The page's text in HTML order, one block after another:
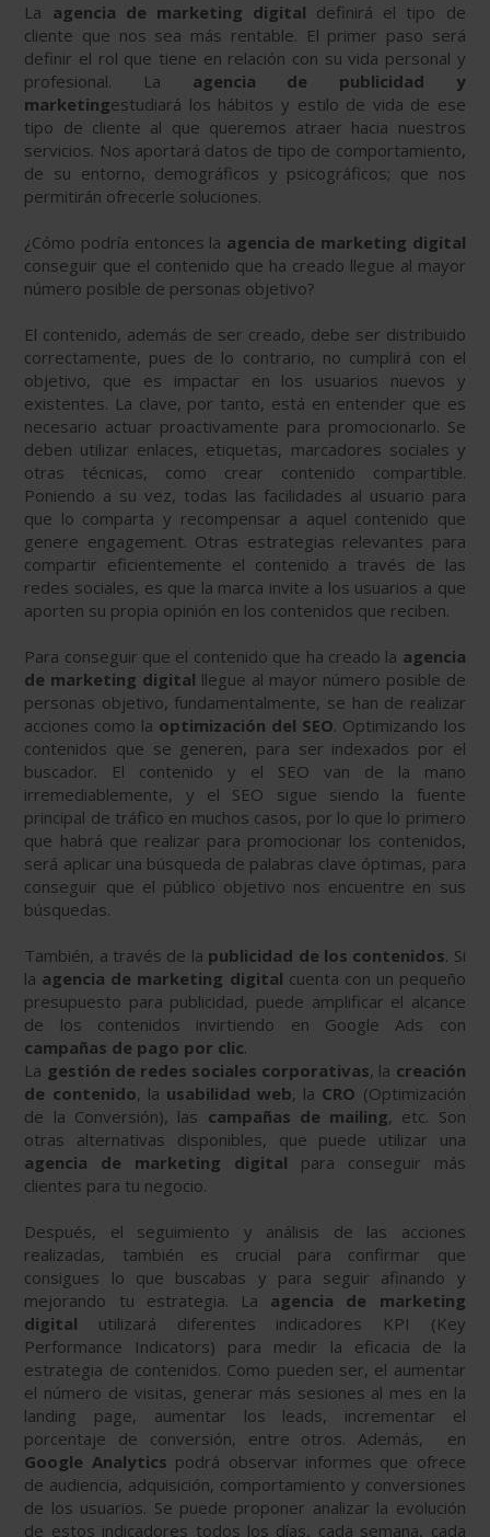
La agencia de marketing digital definirá el tipo de
cliente que nos sea más rentable. El primer paso será
definir el rol que tiene en relación con su vida personal y
profesional. La agencia de publicidad y
marketingestudiará los hábitos y estilo de vida de ese
tipo de cliente al que queremos atraer hacia nuestros
servicios. Nos aportará datos de tipo de comportamiento,
de su entorno, demográficos y psicográficos; que nos
permitirán ofrecerle soluciones.
¿Cómo podría entonces la agencia de marketing digital
conseguir que el contenido que ha creado llegue al mayor
número posible de personas objetivo?
El contenido, además de ser creado, debe ser distribuido
correctamente, pues de lo contrario, no cumplirá con el
objetivo, que es impactar en los usuarios nuevos y
existentes. La clave, por tanto, está en entender que es
necesario actuar proactivamente para promocionarlo. Se
deben utilizar enlaces, etiquetas, marcadores sociales y
otras técnicas, como crear contenido compartible.
Poniendo a su vez, todas las facilidades al usuario para
que lo comparta y recompensar a aquel contenido que
genere engagement. Otras estrategias relevantes para
compartir eficientemente el contenido a través de las
redes sociales, es que la marca invite a los usuarios a que
aporten su propia opinión en los contenidos que reciben.
Para conseguir que el contenido que ha creado la agencia
de marketing digital llegue al mayor número posible de
personas objetivo, fundamentalmente, se han de realizar
acciones como la optimización del SEO. Optimizando los
contenidos que se generen, para ser indexados por el
buscador. El contenido y el SEO van de la mano
irremediablemente, y el SEO sigue siendo la fuente
principal de tráfico en muchos casos, por lo que lo primero
que habrá que realizar para promocionar los contenidos,
será aplicar una búsqueda de palabras clave óptimas, para
conseguir que el público objetivo nos encuentre en sus
búsquedas.
También, a través de la publicidad de los contenidos. Si
la agencia de marketing digital cuenta con un pequeño
presupuesto para publicidad, puede amplificar el alcance
de los contenidos invirtiendo en Google Ads con
campañas de pago por clic.
La gestión de redes sociales corporativas, la creación
de contenido, la usabilidad web, la CRO (Optimización
de la Conversión), las campañas de mailing, etc. Son
otras alternativas disponibles, que puede utilizar una
agencia de marketing digital para conseguir más
clientes para tu negocio.
Después, el seguimiento y análisis de las acciones
realizadas, también es crucial para confirmar que
consigues lo que buscabas y para seguir afinando y
mejorando tu estrategia. La agencia de marketing
digital utilizará diferentes indicadores KPI (Key
Performance Indicators) para medir la eficacia de la
estrategia de contenidos. Como pueden ser, el aumentar
el número de visitas, generar más sesiones al mes en la
landing page, aumentar los leads, incrementar el
porcentaje de conversión, entre otros. Además, en
Google Analytics podrá observar informes que ofrece
de audiencia, adquisición, comportamiento y conversiones
de los usuarios. Se puede proponer analizar la evolución
de estos indicadores todos los días, cada semana, cada